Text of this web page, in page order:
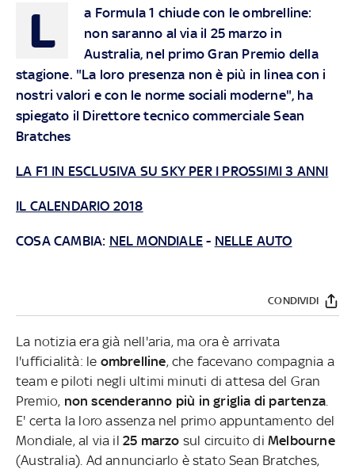
L
a Formula 1 chiude con le ombrelline:
non saranno al via il 25 marzo in
Australia, nel primo Gran Premio della
stagione. "La loro presenza non è più in linea con i
nostri valori e con le norme sociali moderne", ha
spiegato il Direttore tecnico commerciale Sean
Bratches
LA F1 IN ESCLUSIVA SU SKY PER I PROSSIMI 3 ANNI
IL CALENDARIO 2018
COSA CAMBIA: NEL MONDIALE - NELLE AUTO
CONDIVIDI
La notizia era già nell'aria, ma ora è arrivata
l'ufficialità: le ombrelline, che facevano compagnia a
team e piloti negli ultimi minuti di attesa del Gran
Premio, non scenderanno più in griglia di partenza
E' certa la loro assenza nel primo appuntamento del
Mondiale, al via il 25 marzo sul circuito diMelbourne
(Australia). Ad annunciarlo è stato Sean Bratches,